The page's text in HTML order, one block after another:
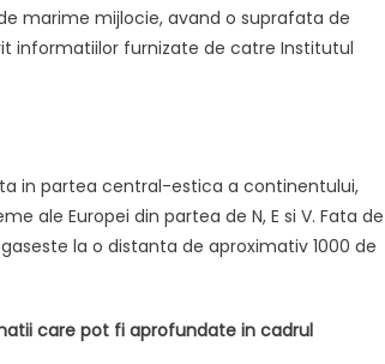
marime mijlocie, avand o suprafata de
informatiilor furnizate de catre Institutul
in partea central-estica a continentului,
ale Europei din partea de N, E si V. Fata de
la o distanta de aproximativ 1000 de
care pot fi aprofundate in cadrul